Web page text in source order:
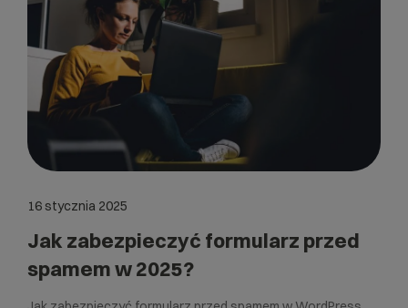
16 stycznia 2025
Jak zabezpieczyć formularz przed
spamem w 2025?